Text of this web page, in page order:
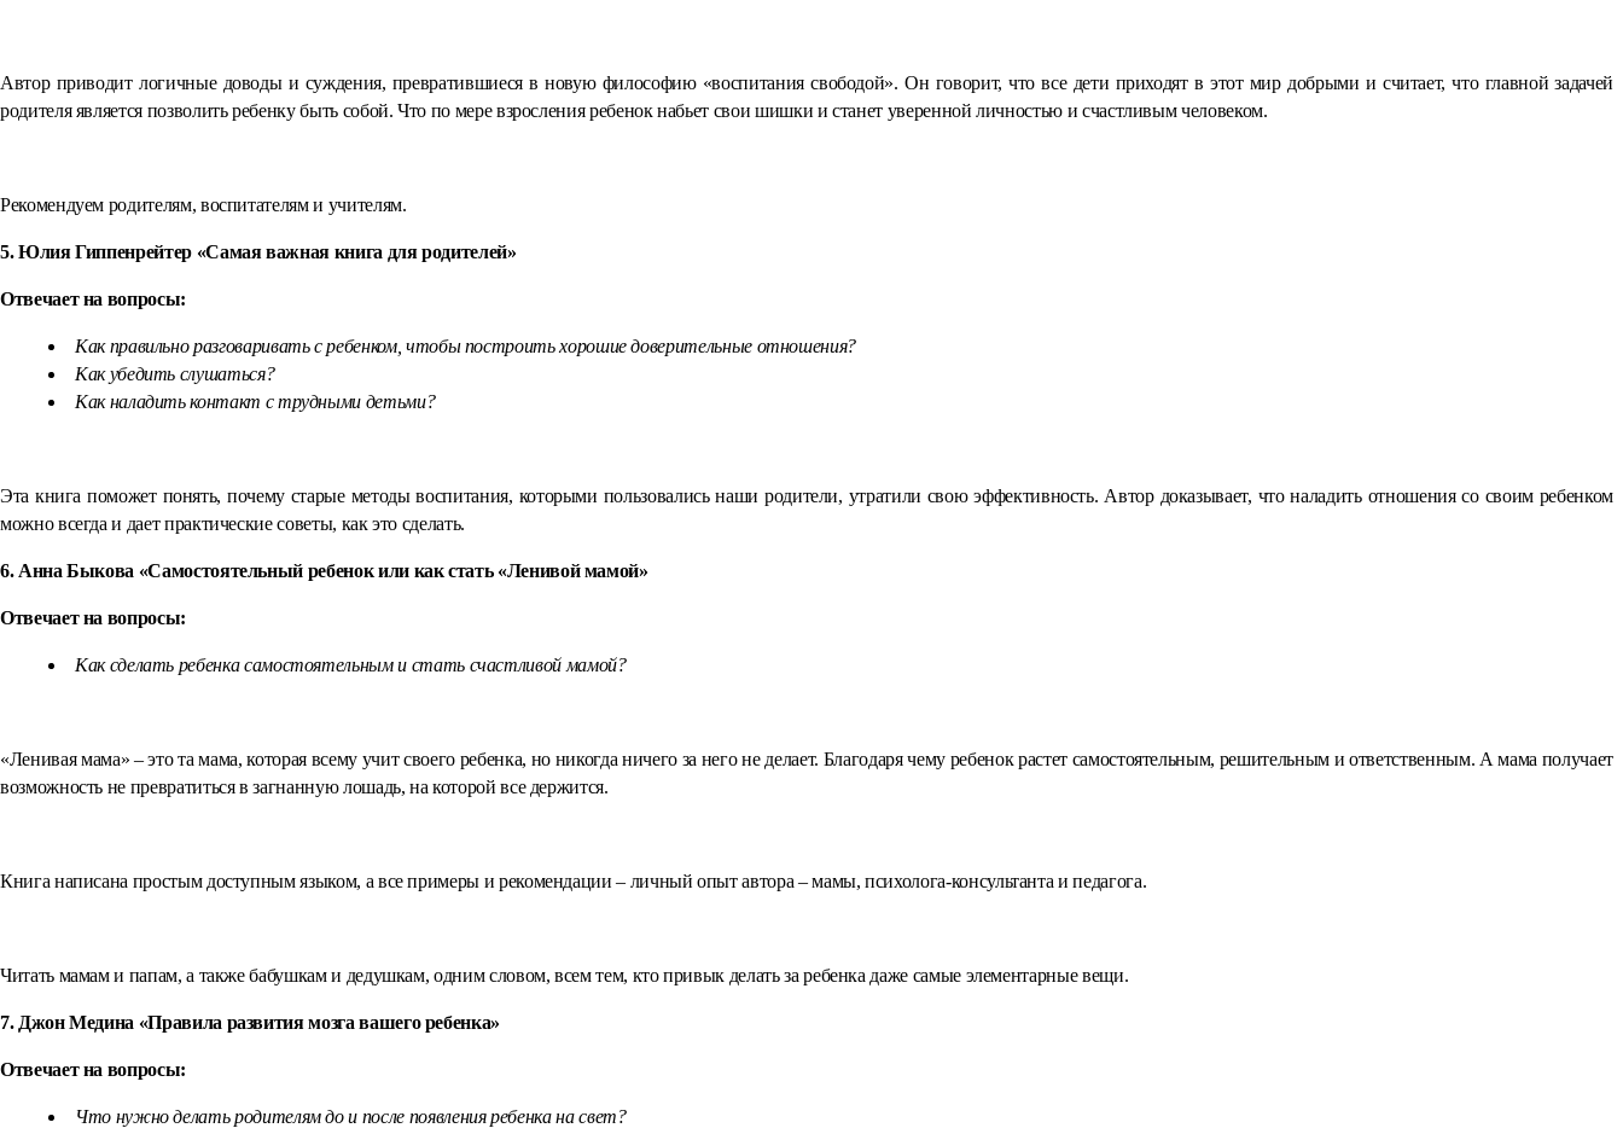
Автор приводит логичные доводы и суждения, превратившиеся в новую философию «воспитания свободой». Он говорит, что все дети приходят в этот мир добрыми и считает, что главной задачей
родителя является позволить ребенку быть собой. Что по мере взросления ребенок набьет свои шишки и станет уверенной личностью и счастливым человеком.
Рекомендуем родителям, воспитателям и учителям.
5. Юлия Гиппенрейтер «Самая важная книга для родителей»
Отвечает на вопросы:
Как правильно разговаривать с ребенком, чтобы построить хорошие доверительные отношения?
Как убедить слушаться?
Как наладить контакт с трудными детьми?
Эта книга поможет понять, почему старые методы воспитания, которыми пользовались наши родители, утратили свою эффективность. Автор доказывает, что наладить отношения со своим ребенком
можно всегда и дает практические советы, как это сделать.
6. Анна Быкова «Самостоятельный ребенок или как стать «Ленивой мамой»
Отвечает на вопросы:
Как сделать ребенка самостоятельным и стать счастливой мамой?
«Ленивая мама» – это та мама, которая всему учит своего ребенка, но никогда ничего за него не делает. Благодаря чему ребенок растет самостоятельным, решительным и ответственным. А мама получает
возможность не превратиться в загнанную лошадь, на которой все держится.
Книга написана простым доступным языком, а все примеры и рекомендации – личный опыт автора – мамы, психолога-консультанта и педагога.
Читать мамам и папам, а также бабушкам и дедушкам, одним словом, всем тем, кто привык делать за ребенка даже самые элементарные вещи.
7. Джон Медина «Правила развития мозга вашего ребенка»
Отвечает на вопросы:
Что нужно делать родителям до и после появления ребенка на свет?